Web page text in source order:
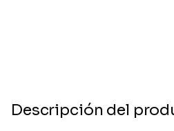
Descripción del